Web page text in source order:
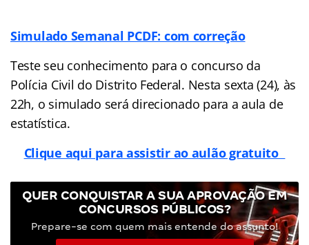
Simulado Semanal PCDF: com correção
Teste seu conhecimento para o concurso da
Polícia Civil do Distrito Federal. Nesta sexta (24), às
22h, o simulado será direcionado para a aula de
estatística.
Clique aqui para assistir ao aulão gratuito
QUER CONQUISTAR A SUA APROVAÇÃO EM
CONCURSOS PÚBLICOS?
Prepare-se com quem mais entende do assunto!